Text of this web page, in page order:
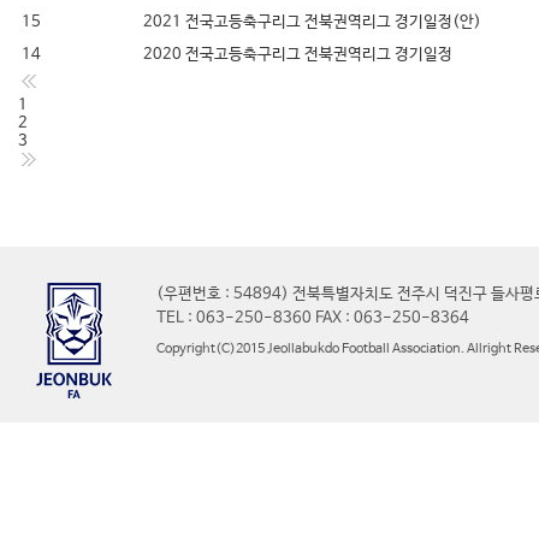
15
2021 전국고등축구리그 전북권역리그 경기일정(안)
14
2020 전국고등축구리그 전북권역리그 경기일정
1
2
3
(우편번호 : 54894) 전북특별자치도 전주시 덕진구 들사
TEL : 063-250-8360 FAX : 063-250-8364
Copyright(C)2015 Jeollabukdo Football Association. Allright